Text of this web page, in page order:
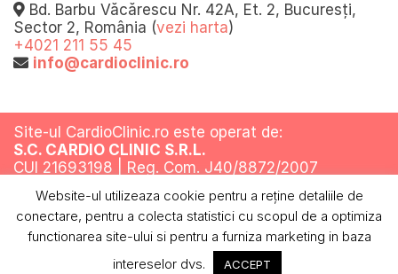
Bd. Barbu Văcărescu Nr. 42A, Et. 2, Bucuresți,
Sector 2, România (vezi harta)
+4021 211 55 45
info@cardioclinic.ro
Site-ul CardioClinic.ro este operat de:
S.C. CARDIO CLINIC S.R.L.
CUI 21693198 | Reg. Com. J40/8872/2007
Toate drepturile rezervate @ 2019
Termeni si conditii Politica de confidentialitate
Politica cookies
ANPC
Website-ul utilizeaza cookie pentru a reţine detaliile de
conectare, pentru a colecta statistici cu scopul de a optimiza
functionarea site-ului si pentru a furniza marketing in baza
intereselor dvs.
ACCEPT